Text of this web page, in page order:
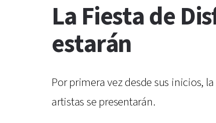
La Fiesta de
estarán
Por primera vez desde sus inicios,
artistas se presentarán.